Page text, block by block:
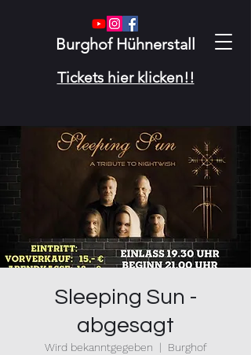
Burghof Hühnerstall
Tickets hier klicken!!
Sleeping Sun -
abgesagt
Wird bekanntgegeben
  |
Burghof